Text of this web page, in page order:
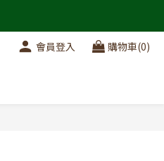
會員登入 購物車(0)